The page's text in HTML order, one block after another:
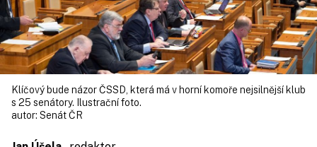
Klíčový bude názor ČSSD, která má v horní komoře nejsilnější klub
s 25 senátory. Ilustrační foto.
autor: Senát ČR